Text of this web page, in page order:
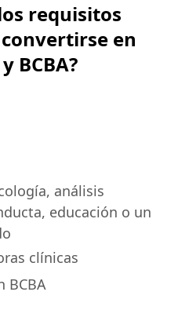
requisitos
en
BCBA?
análisis
educación o un
clínicas
BCBA